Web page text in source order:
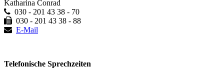
Katharina Conrad
030 - 201 43 38 - 70
030 - 201 43 38 - 88
E-Mail
Telefonische Sprechzeiten